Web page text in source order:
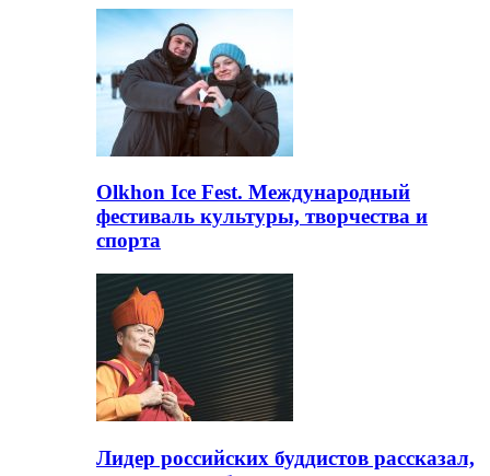
Olkhon Ice Fest. Международный
фестиваль культуры, творчества и
спорта
Лидер российских буддистов рассказал,